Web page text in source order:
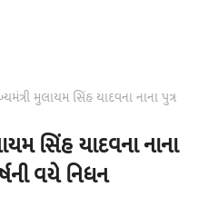
મુલાયમ સિંહ યાદવના નાના પુત્ર
સિંહ યાદવના નાના
વયે નિધન